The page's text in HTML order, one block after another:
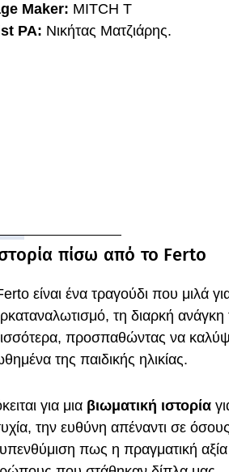
Maker: MITCH T
PA: Νικήτας Ματζιάρης.
πίσω από το Ferto
είναι ένα τραγούδι που μιλά
τη διαρκή
προσπαθώντας να
της παιδικής ηλικίας.
για μια βιωματική ιστορία
την ευθύνη απέναντι σε
πως η πραγματική